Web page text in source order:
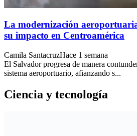
La modernización
su impacto en Centroamérica
Camila SantacruzHace 1 semana
El Salvador progresa de manera
sistema aeroportuario, afianzando s...
Ciencia y tecnología